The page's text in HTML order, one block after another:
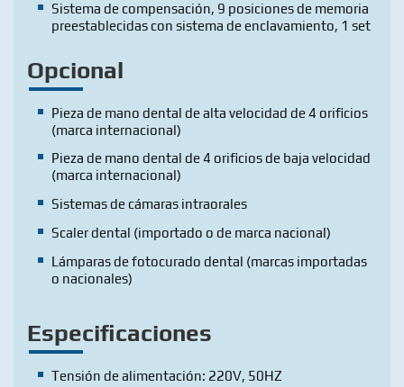
Sistema de compensación, 9 posiciones de memoria
preestablecidas con sistema de enclavamiento, 1 set
Opcional
Pieza de mano dental de alta velocidad de 4 orificios
(marca internacional)
Pieza de mano dental de 4 orificios de baja velocidad
(marca internacional)
Sistemas de cámaras intraorales
Scaler dental (importado o de marca nacional)
Lámparas de fotocurado dental (marcas importadas
o nacionales)
Especificaciones
Tensión de alimentación: 220V, 50HZ